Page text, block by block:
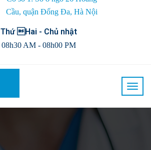
Cầu, quận Đống Đa, Hà Nội
Thứ Hai - Chủ nhật
08h30 AM - 08h00 PM